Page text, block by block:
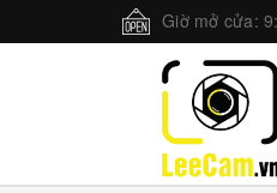
Giờ mở cửa: